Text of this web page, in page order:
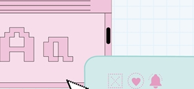
머신 러닝까지
은 양치질부터 시작한다
이 안내하는 길을 따라
고리즘이 바꾼 세상
넘어 지능화로